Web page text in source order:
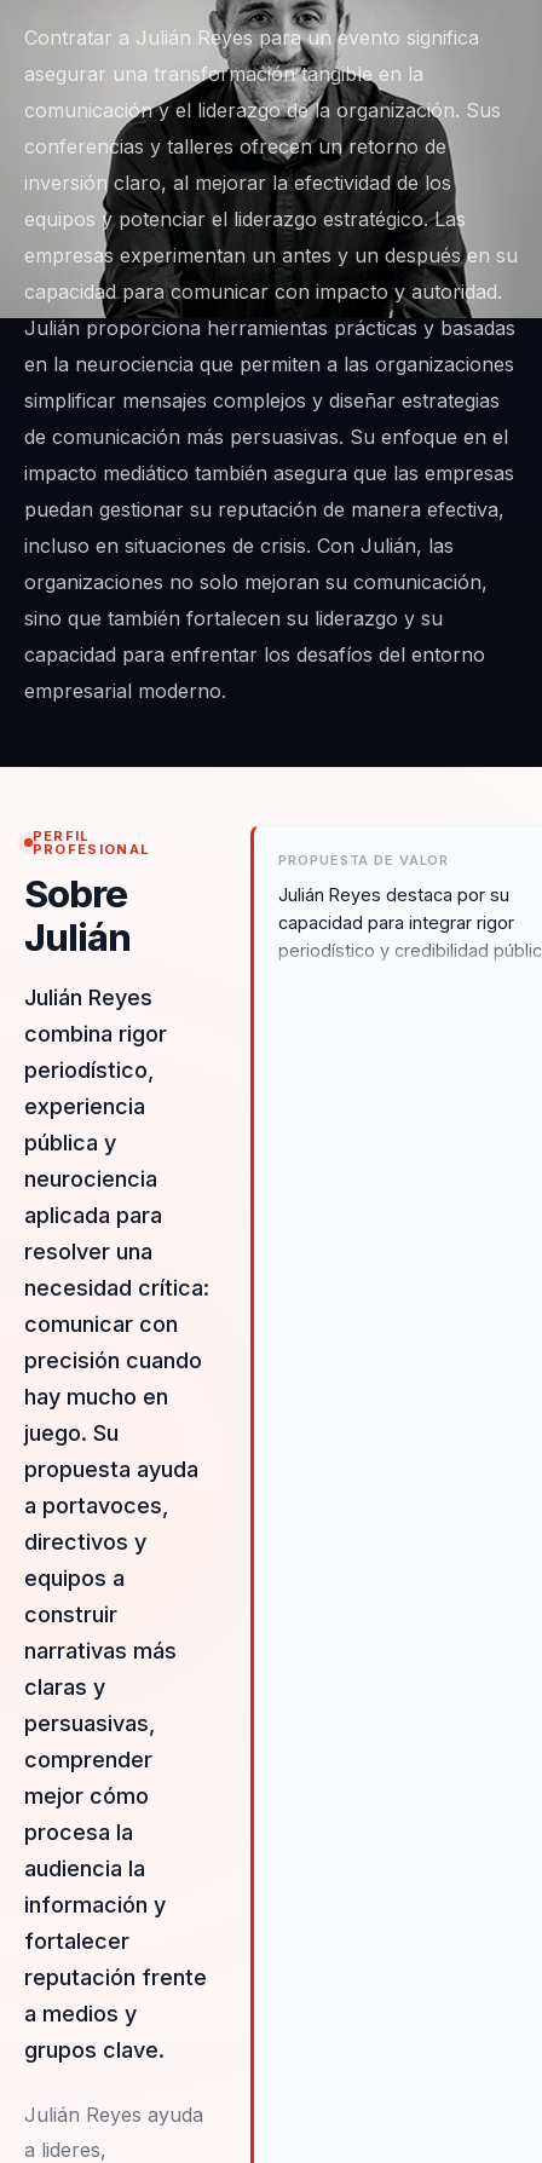
Contratar a Julián Reyes para un evento significa
asegurar una transformación tangible en la
comunicación y el liderazgo de la organización. Sus
conferencias y talleres ofrecen un retorno de
inversión claro, al mejorar la efectividad de los
equipos y potenciar el liderazgo estratégico. Las
empresas experimentan un antes y un después en su
capacidad para comunicar con impacto y autoridad.
Julián proporciona herramientas prácticas y basadas
en la neurociencia que permiten a las organizaciones
simplificar mensajes complejos y diseñar estrategias
de comunicación más persuasivas. Su enfoque en el
impacto mediático también asegura que las empresas
puedan gestionar su reputación de manera efectiva,
incluso en situaciones de crisis. Con Julián, las
organizaciones no solo mejoran su comunicación,
sino que también fortalecen su liderazgo y su
capacidad para enfrentar los desafíos del entorno
empresarial moderno.
PERFIL
PROFESIONAL
Sobre
Julián
Julián Reyes
combina rigor
periodístico,
experiencia
pública y
neurociencia
aplicada para
resolver una
necesidad crítica:
comunicar con
precisión cuando
hay mucho en
juego. Su
propuesta ayuda
a portavoces,
directivos y
equipos a
construir
narrativas más
claras y
persuasivas,
comprender
mejor cómo
procesa la
audiencia la
información y
fortalecer
reputación frente
a medios y
grupos clave.
Julián Reyes ayuda
a lideres,
PROPUESTA DE VALOR
Julián Reyes destaca por su
capacidad para integrar rigor
periodístico y credibilidad